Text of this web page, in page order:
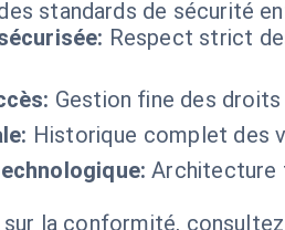
standards de sécurité
Respect strict
Gestion fine des
Historique complet des
Architecture
la conformité,